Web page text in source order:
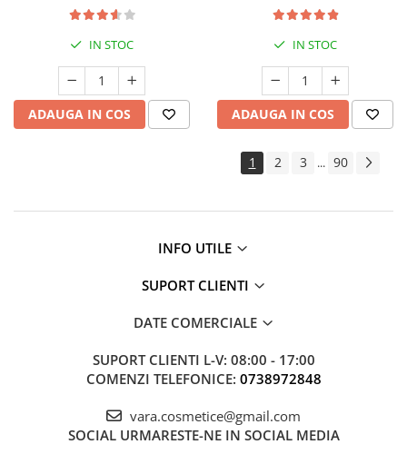
IN STOC
ADAUGA IN COS
IN STOC
ADAUGA IN COS
1 2 3 ... 90
INFO UTILE
SUPORT CLIENTI
DATE COMERCIALE
SUPORT CLIENTI L-V: 08:00 - 17:00
COMENZI TELEFONICE: 0738972848
vara.cosmetice@gmail.com
SOCIAL URMARESTE-NE IN SOCIAL MEDIA